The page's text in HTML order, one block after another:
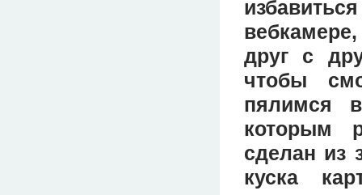
друг с
чтобы
пялимся
которым
сделан из
куска